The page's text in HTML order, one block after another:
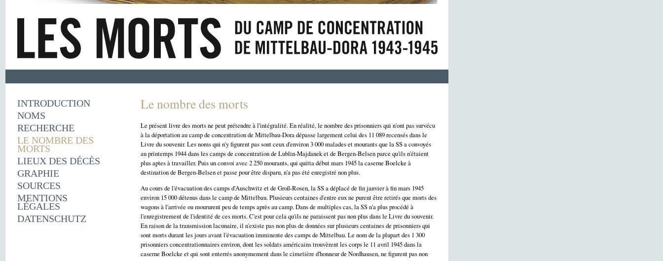
INTRODUCTION
NOMS
RECHERCHE
LE NOMBRE DES
MORTS
LIEUX DES DÉCÈS
GRAPHIE
SOURCES
MENTIONS
LÉGALES
DATENSCHUTZ
Le nombre des morts
Le présent livre des morts ne peut prétendre à l'intégralité. En réalité, le nombre des prisonniers qui n'ont pas survécu
à la déportation au camp de concentration de Mittelbau-Dora dépasse largement celui des 11 089 recensés dans le
Livre du souvenir. Les noms qui n'y figurent pas sont ceux d'environ 3 000 malades et mourants que la SS a convoyés
au printemps 1944 dans les camps de concentration de Lublin-Majdanek et de Bergen-Belsen parce qu'ils n'étaient
plus aptes à travailler. Puis un convoi avec 2 250 mourants, qui quitta début mars 1945 la caserne Boelcke à
destination de Bergen-Belsen et passe pour être disparu, n'a pas été enregistré non plus.
Au cours de l'évacuation des camps d'Auschwitz et de Groß-Rosen, la SS a déplacé de fin janvier à fin mars 1945
environ 15 000 détenus dans le camp de Mittelbau. Plusieurs centaines d'entre eux ne purent être retirés que morts des
wagons à l'arrivée ou moururent peu de temps après au camp. Dans de multiples cas, la SS n'a plus procédé à
l'enregistrement de l'identité de ces morts. C'est pour cela qu'ils ne paraissent pas non plus dans le Livre du souvenir.
En raison de la transmission lacunaire, il n'existe pas non plus de données sur plusieurs centaines de prisonniers qui
sont morts durant les jours avant l'évacuation imminente des camps de Mittelbau. Le nom de la plupart des 1 300
prisonniers concentrationnaires environ, dont les soldats américains trouvèrent les corps le 11 avril 1945 dans la
caserne Boelcke et qui sont enterrés anonymement dans le cimetière d'honneur de Nordhausen, ne figurent pas non